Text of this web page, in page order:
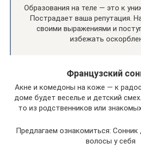
Образования на теле — это к
Пострадает ваша репутация.
своими выражениями и
избежать
Французский
Акне и комедоны на коже — к
доме будет веселье и детский
то из родственников или
Предлагаем ознакомиться:
волосы у себя